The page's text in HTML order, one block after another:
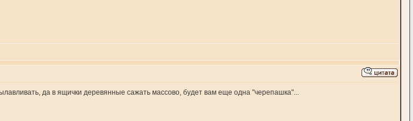
да в ящички деревянные сажать массово, будет вам еще одна "черепашка"...